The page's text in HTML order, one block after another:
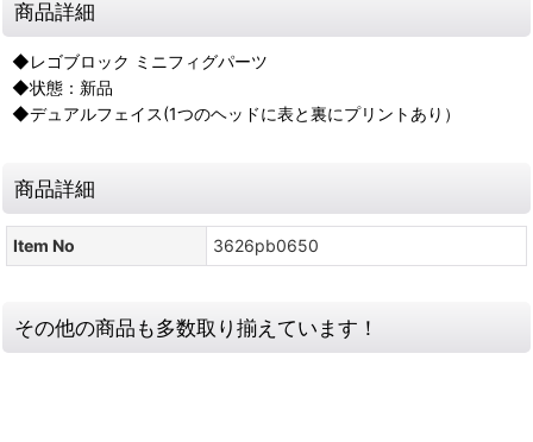
商品詳細
◆レゴブロック ミニフィグパーツ
◆状態：新品
◆デュアルフェイス(1つのヘッドに表と裏にプリントあり）
商品詳細
Item No 3626pb0650
その他の商品も多数取り揃えています！